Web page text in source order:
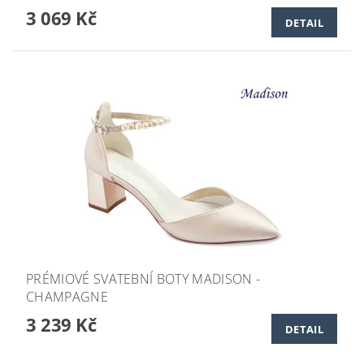
3 069 Kč DETAIL
PRÉMIOVÉ SVATEBNÍ BOTY MADISON -
CHAMPAGNE
3 239 Kč DETAIL